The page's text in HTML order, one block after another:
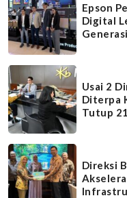
Epson
Digital
Usai 2
Diterpa
Tutup
Direksi